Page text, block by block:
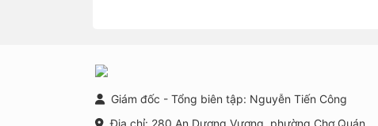
Giám đốc - Tổng biên tập: Nguyễn Tiến Công
Địa chỉ: 280 An Dương Vương, phường Chợ Quán,